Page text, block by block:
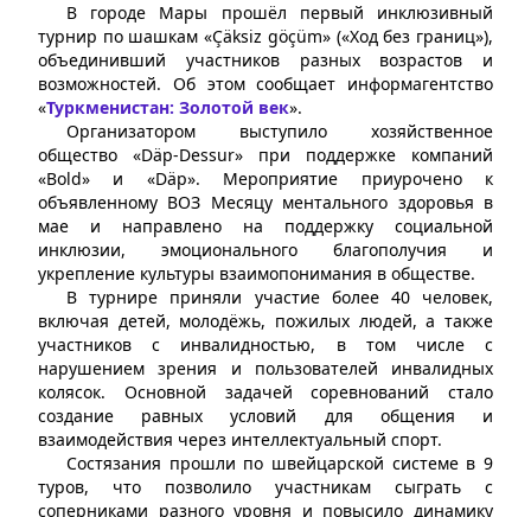
В городе Мары прошёл первый инклюзивный
турнир по шашкам «Çäksiz göçüm» («Ход без границ»),
объединивший участников разных возрастов и
возможностей. Об этом сообщает информагентство
«Туркменистан: Золотой век».
Организатором выступило хозяйственное
общество «Däp-Dessur» при поддержке компаний
«Bold» и «Däp». Мероприятие приурочено к
объявленному ВОЗ Месяцу ментального здоровья в
мае и направлено на поддержку социальной
инклюзии, эмоционального благополучия и
укрепление культуры взаимопонимания в обществе.
В турнире приняли участие более 40 человек,
включая детей, молодёжь, пожилых людей, а также
участников с инвалидностью, в том числе с
нарушением зрения и пользователей инвалидных
колясок. Основной задачей соревнований стало
создание равных условий для общения и
взаимодействия через интеллектуальный спорт.
Состязания прошли по швейцарской системе в 9
туров, что позволило участникам сыграть с
соперниками разного уровня и повысило динамику